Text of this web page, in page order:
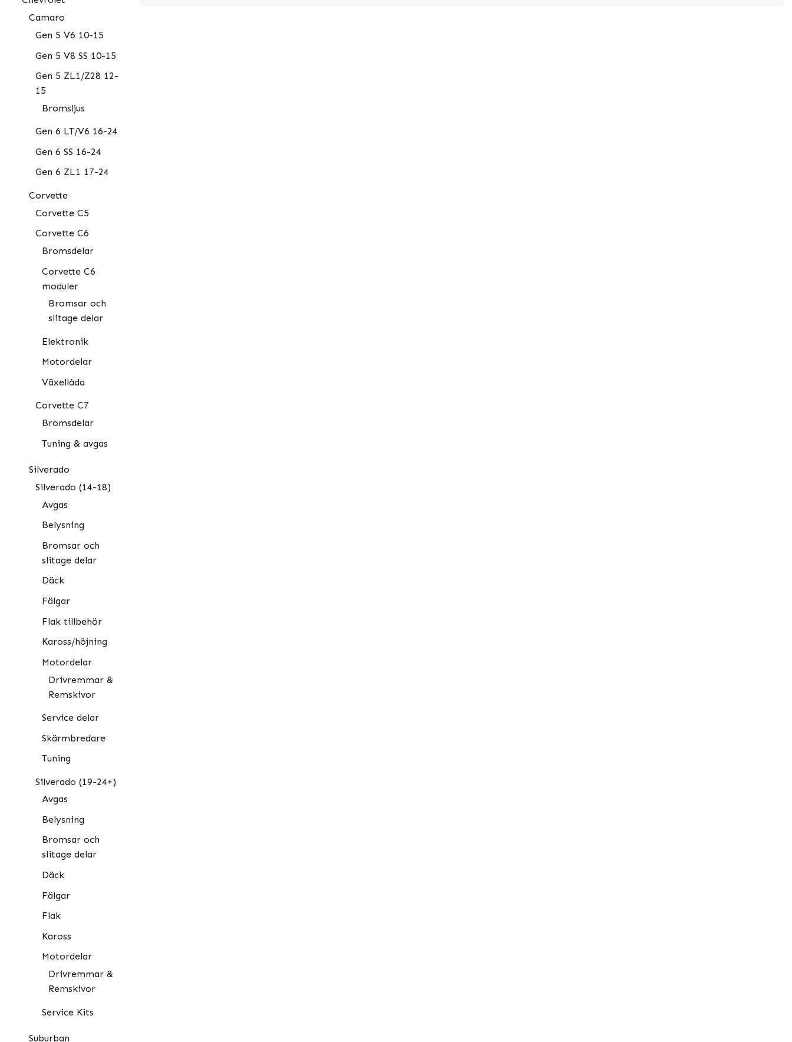
Camaro
Gen 5 V6 10-15
Gen 5 V8 SS 10-15
Gen 5 ZL1/Z28 12-
15
Bromsljus
Gen 6 LT/V6 16-24
Gen 6 SS 16-24
Gen 6 ZL1 17-24
Corvette
Corvette C5
Corvette C6
Bromsdelar
Corvette C6
moduler
Bromsar och
slitage delar
Elektronik
Motordelar
Växellåda
Corvette C7
Bromsdelar
Tuning & avgas
Silverado
Silverado (14-18)
Avgas
Belysning
Bromsar och
slitage delar
Däck
Fälgar
Flak tillbehör
Kaross/höjning
Motordelar
Drivremmar &
Remskivor
Service delar
Skärmbredare
Tuning
Silverado (19-24+)
Avgas
Belysning
Bromsar och
slitage delar
Däck
Fälgar
Flak
Kaross
Motordelar
Drivremmar &
Remskivor
Service Kits
Suburban